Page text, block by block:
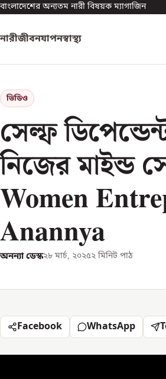
বাংলাদেশের অন্যতম নারী বিষয়ক ম্যাগাজিন
নারীজীবনযাপনস্বাস্থ্য
ভিডিও
সেল্ফ
নিজের মাইন্ড
Women
Anannya
অনন্যা ডেস্ক২৮ মার্চ, ২০২৫২ মিনিট পাঠ
Facebook WhatsApp